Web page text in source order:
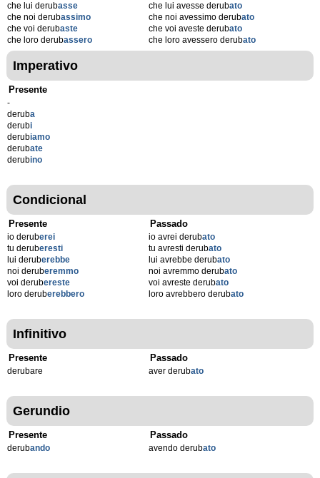
che lui derubasse
che noi derubassimo
che voi derubaste
che loro derubassero
che lui avesse derubato
che noi avessimo derubato
che voi aveste derubato
che loro avessero derubato
Imperativo
Presente
-
deruba
derubi
derubiamo
derubate
derubino
Condicional
Presente
io deruberei
tu deruberesti
lui deruberebbe
noi deruberemmo
voi derubereste
loro deruberebbero
Passado
io avrei derubato
tu avresti derubato
lui avrebbe derubato
noi avremmo derubato
voi avreste derubato
loro avrebbero derubato
Infinitivo
Presente
derubare
Passado
aver derubato
Gerundio
Presente
derubando
Passado
avendo derubato